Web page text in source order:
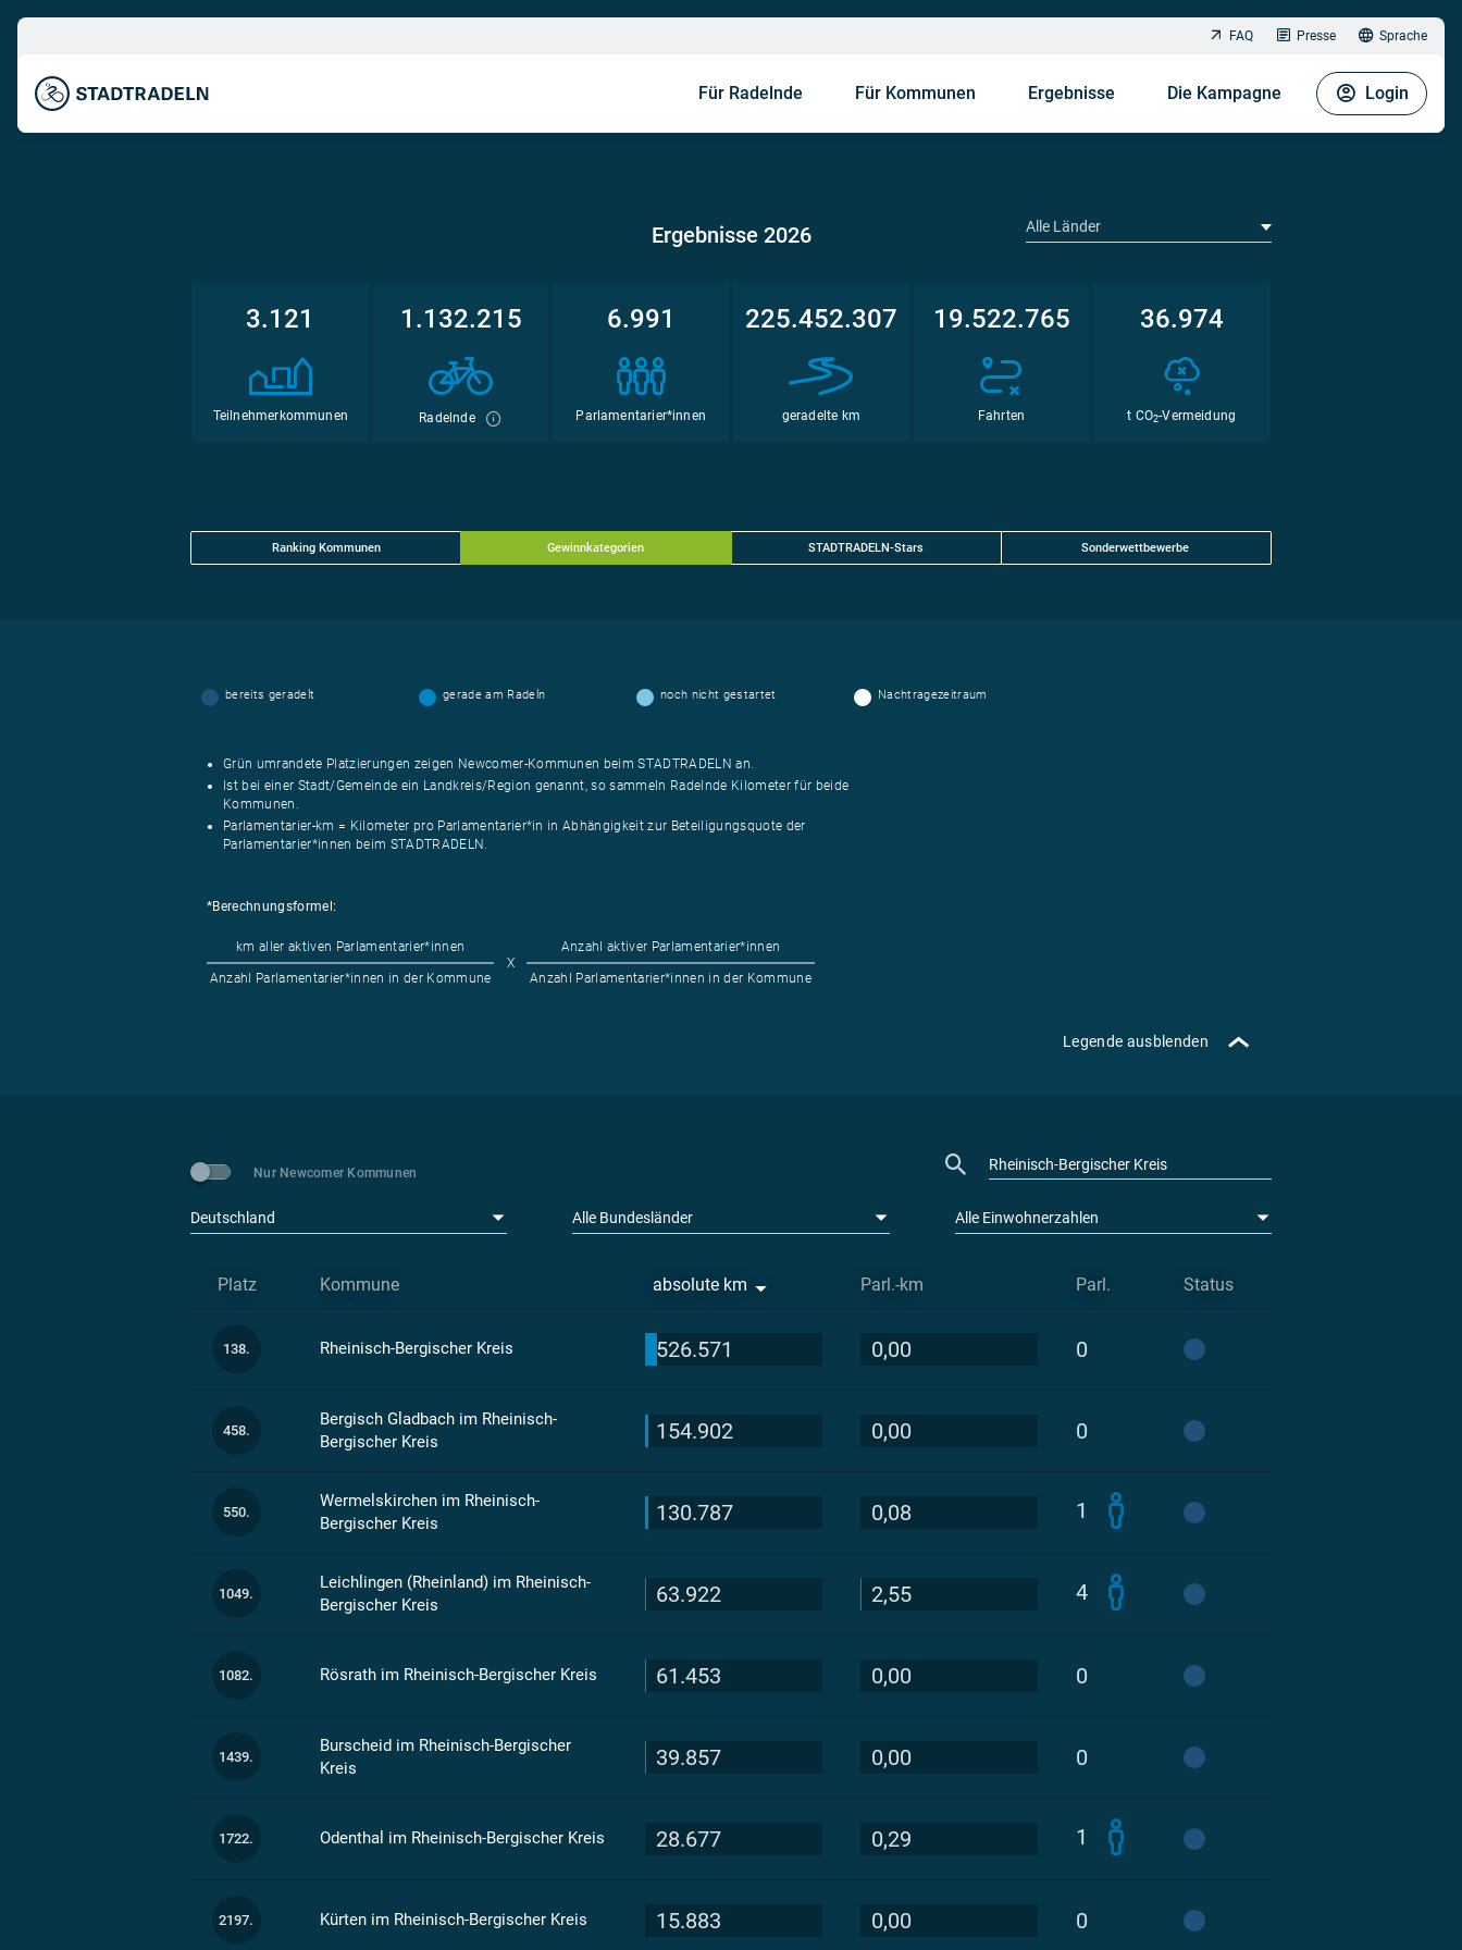
FAQ Presse Sprache
Für Radelnde Für Kommunen Ergebnisse Die Kampagne Login
Ergebnisse 2026 Alle Länder
3.121
Teilnehmerkommunen
1.132.215
Radelnde
6.991
Parlamentarier*innen
225.452.307
geradelte km
19.522.765
Fahrten
36.974
t CO2-Vermeidung
Ranking Kommunen Gewinnkategorien STADTRADELN-Stars Sonderwettbewerbe
bereits geradelt gerade am Radeln noch nicht gestartet Nachtragezeitraum
Grün umrandete Platzierungen zeigen Newcomer-Kommunen beim STADTRADELN an.
Ist bei einer Stadt/Gemeinde ein Landkreis/Region genannt, so sammeln Radelnde Kilometer für beide
Kommunen.
Parlamentarier-km = Kilometer pro Parlamentarier*in in Abhängigkeit zur Beteiligungsquote der
Parlamentarier*innen beim STADTRADELN.
*Berechnungsformel:
km aller aktiven Parlamentarier*innen
Anzahl Parlamentarier*innen in der Kommune
X
Anzahl aktiver Parlamentarier*innen
Anzahl Parlamentarier*innen in der Kommune
Legende ausblenden
Nur Newcomer Kommunen
Deutschland Alle Bundesländer Alle Einwohnerzahlen
Platz Kommune absolute km Parl.-km Parl. Status
138. Rheinisch-Bergischer Kreis 526.571 0,00 0
458.
Bergisch Gladbach im Rheinisch-
Bergischer Kreis
154.902 0,00 0
550.
Wermelskirchen im Rheinisch-
Bergischer Kreis
130.787 0,08 1
1049.
Leichlingen (Rheinland) im Rheinisch-
Bergischer Kreis
63.922 2,55 4
1082. Rösrath im Rheinisch-Bergischer Kreis 61.453 0,00 0
1439.
Burscheid im Rheinisch-Bergischer
Kreis
39.857 0,00 0
1722. Odenthal im Rheinisch-Bergischer Kreis 28.677 0,29 1
2197. Kürten im Rheinisch-Bergischer Kreis 15.883 0,00 0